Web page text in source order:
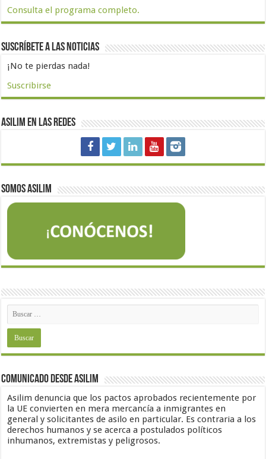
Consulta el programa completo.
Suscríbete a las noticias
¡No te pierdas nada!
Suscribirse
Asilim en las redes
Somos Asilim
Comunicado desde Asilim
Asilim denuncia que los pactos aprobados recientemente por
la UE convierten en mera mercancía a inmigrantes en
general y solicitantes de asilo en particular. Es contraria a los
derechos humanos y se acerca a postulados políticos
inhumanos, extremistas y peligrosos.